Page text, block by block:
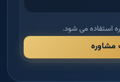
استفاده می شود.